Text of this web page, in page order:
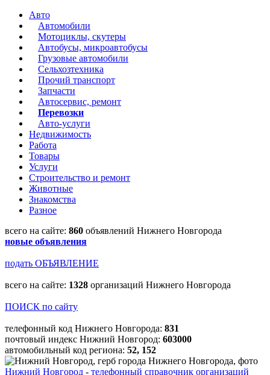
Авто
Автомобили
Мотоциклы, скутеры
Автобусы, микроавтобусы
Грузовые автомобили
Сельхозтехника
Прочий транспорт
Запчасти
Автосервис, ремонт
Перевозки
Авто-услуги
Недвижимость
Работа
Товары
Услуги
Строительство и ремонт
Животные
Знакомства
Разное
всего на сайте: 860 объявлений Нижнего Новгорода
новые объявления
подать ОБЪЯВЛЕНИЕ
всего на сайте: 1328 организаций Нижнего Новгорода
ПОИСК по сайту
телефонный код Нижнего Новгорода: 831
почтовый индекс Нижний Новгород: 603000
автомобильный код региона: 52, 152
Нижний Новгород - телефонный справочник организаций